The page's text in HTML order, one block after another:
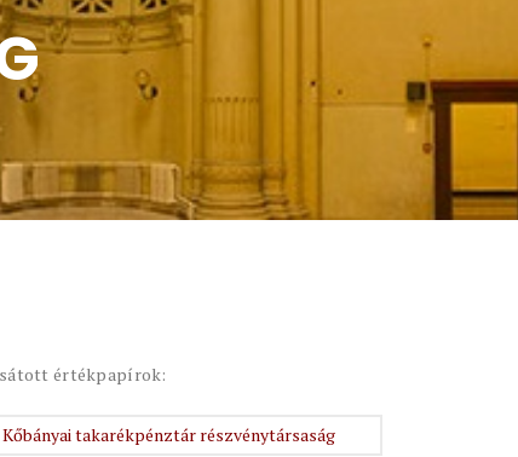
értékpapírok:
Kőbányai takarékpénztár részvénytársaság